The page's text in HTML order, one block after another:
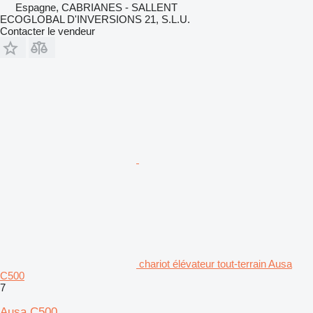
Espagne, CABRIANES - SALLENT
ECOGLOBAL D'INVERSIONS 21, S.L.U.
Contacter le vendeur
chariot élévateur tout-terrain Ausa
C500
7